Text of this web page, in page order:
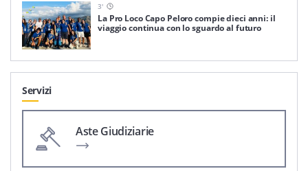
3'
La Pro Loco Capo Peloro compie dieci anni: il
viaggio continua con lo sguardo al futuro
Servizi
Aste Giudiziarie